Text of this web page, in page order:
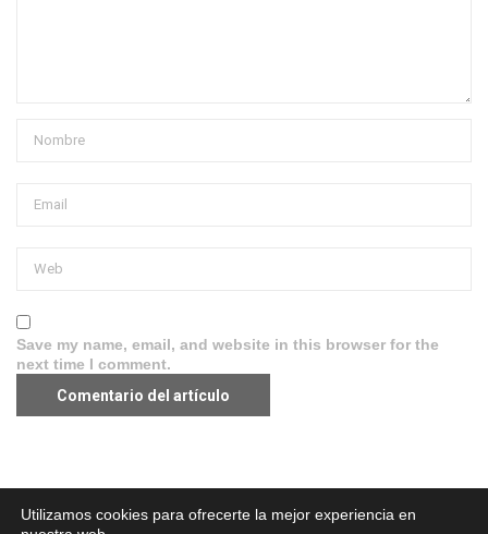
Save my name, email, and website in this browser for the
next time I comment.
Aviso legal·Política de Privacidad·Política de Cookies
Utilizamos cookies para ofrecerte la mejor experiencia en